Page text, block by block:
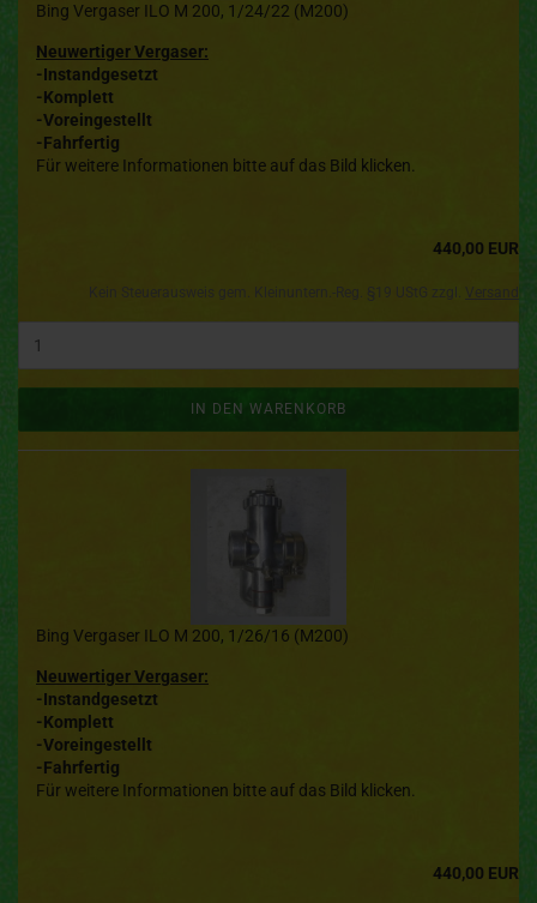
Bing Vergaser ILO M 200, 1/24/22 (M200)
Neuwertiger Vergaser:
-Instandgesetzt
-Komplett
-Voreingestellt
-Fahrfertig
Für weitere Informationen bitte auf das Bild klicken.
440,00 EUR
IN DEN WARENKORB
Bing Vergaser ILO M 200, 1/26/16 (M200)
Neuwertiger Vergaser:
-Instandgesetzt
-Komplett
-Voreingestellt
-Fahrfertig
Für weitere Informationen bitte auf das Bild klicken.
440,00 EUR